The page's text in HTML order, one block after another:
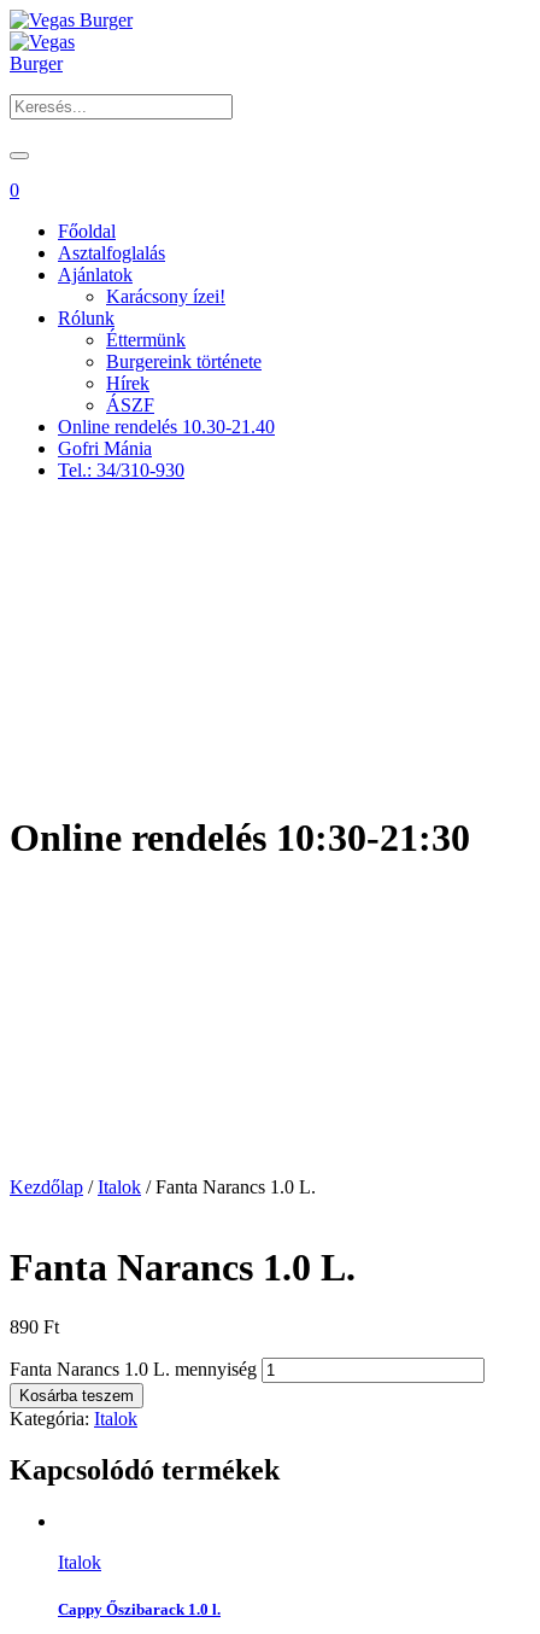
0
Főoldal
Asztalfoglalás
Ajánlatok
Karácsony ízei!
Rólunk
Éttermünk
Burgereink története
Hírek
ÁSZF
Online rendelés 10.30-21.40
Gofri Mánia
Tel.: 34/310-930
Online rendelés 10:30-21:30
Kezdőlap /Italok / Fanta Narancs 1.0 L.
Fanta Narancs 1.0 L.
890 Ft
Fanta Narancs 1.0 L. mennyiség
Kosárba teszem
Kategória: Italok
Kapcsolódó termékek
Italok
Cappy Őszibarack 1.0 l.